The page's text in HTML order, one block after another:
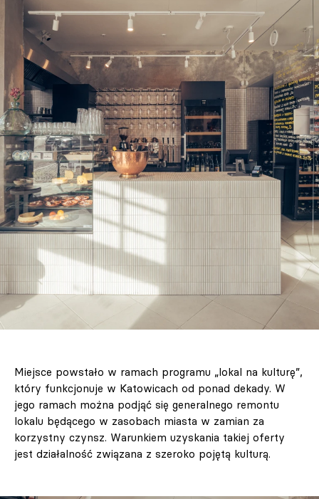
Miejsce powstało w ramach programu „lokal na kulturę”,
który funkcjonuje w Katowicach od ponad dekady. W
jego ramach można podjąć się generalnego remontu
lokalu będącego w zasobach miasta w zamian za
korzystny czynsz. Warunkiem uzyskania takiej oferty
jest działalność związana z szeroko pojętą kulturą.